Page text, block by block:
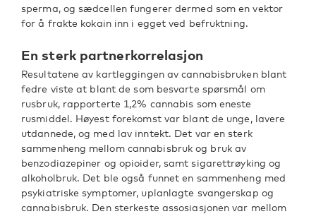
sperma, og sædcellen fungerer dermed som en vektor
for å frakte kokain inn i egget ved befruktning.
En sterk partnerkorrelasjon
Resultatene av kartleggingen av cannabisbruken blant
fedre viste at blant de som besvarte spørsmål om
rusbruk, rapporterte 1,2% cannabis som eneste
rusmiddel. Høyest forekomst var blant de unge, lavere
utdannede, og med lav inntekt. Det var en sterk
sammenheng mellom cannabisbruk og bruk av
benzodiazepiner og opioider, samt sigarettrøyking og
alkoholbruk. Det ble også funnet en sammenheng med
psykiatriske symptomer, uplanlagte svangerskap og
cannabisbruk. Den sterkeste assosiasjonen var mellom